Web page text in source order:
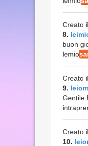
Creato
8.
buon
lemio
Creato
9.
Gentile
Creato
10.